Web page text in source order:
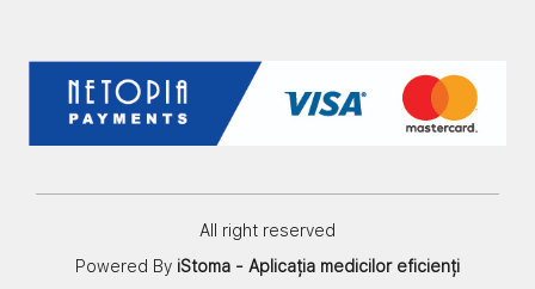
All right reserved
Powered By iStoma - Aplicația medicilor eficienți